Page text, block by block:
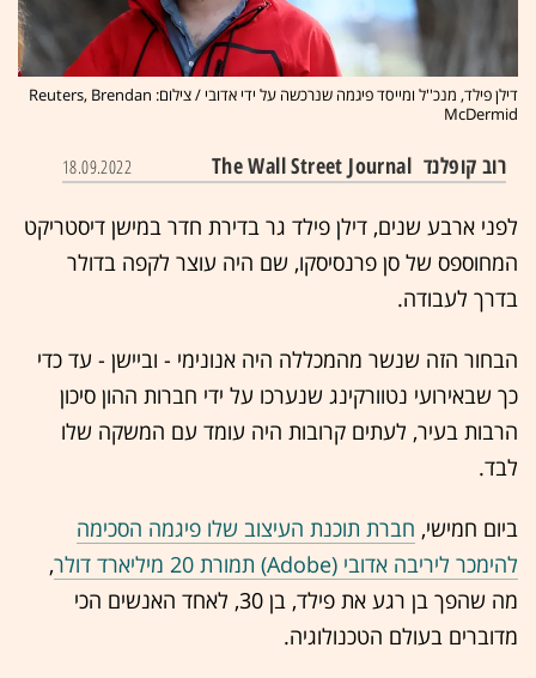
דילן פילד, מנכ''ל ומייסד פיגמה שנרכשה על ידי אדובי / צילום: Reuters, Brendan
McDermid
רוב קופלנד The Wall Street Journal
18.09.2022
לפני ארבע שנים, דילן פילד גר בדירת חדר במישן דיסטריקט
המחוספס של סן פרנסיסקו, שם היה עוצר לקפה בדולר
בדרך לעבודה.
הבחור הזה שנשר מהמכללה היה אנונימי - וביישן - עד כדי
כך שבאירועי נטוורקינג שנערכו על ידי חברות ההון סיכון
הרבות בעיר, לעתים קרובות היה עומד עם המשקה שלו
לבד.
ביום חמישי, חברת תוכנת העיצוב שלו פיגמה הסכימה
להימכר ליריבה אדובי (Adobe) תמורת 20 מיליארד דולר
,
מה שהפך בן רגע את פילד, בן 30, לאחד האנשים הכי
מדוברים בעולם הטכנולוגיה.